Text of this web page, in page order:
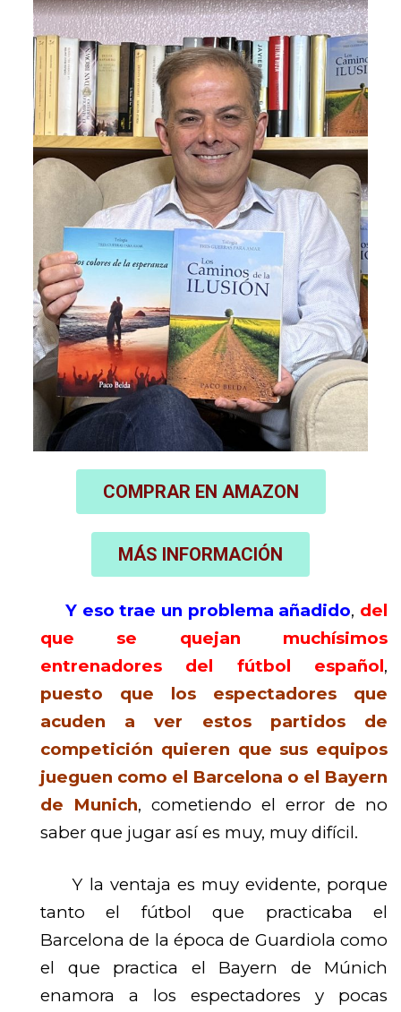
COMPRAR EN AMAZON
MÁS INFORMACIÓN
Y eso trae un problema añadido, del
que se quejan muchísimos
entrenadores del fútbol español,
puesto que los espectadores que
acuden a ver estos partidos de
competición quieren que sus equipos
jueguen como el Barcelona o el Bayern
de Munich, cometiendo el error de no
saber que jugar así es muy, muy difícil.
Y la ventaja es muy evidente, porque
tanto el fútbol que practicaba el
Barcelona de la época de Guardiola como
el que practica el Bayern de Múnich
enamora a los espectadores y pocas